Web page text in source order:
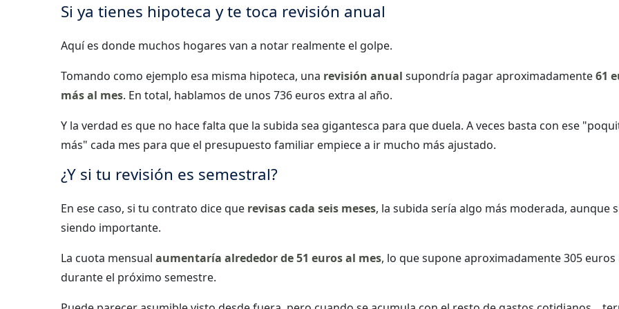
Si ya tienes hipoteca y te toca revisión anual
Aquí es donde muchos hogares van a notar realmente el golpe.
Tomando como ejemplo esa misma hipoteca, una revisión anual supondría pagar aproximadamente61
más al mes. En total, hablamos de unos 736 euros extra al año.
Y la verdad es que no hace falta que la subida sea gigantesca para que duela. A veces basta con ese
más" cada mes para que el presupuesto familiar empiece a ir mucho más ajustado.
¿Y si tu revisión es semestral?
En ese caso, si tu contrato dice que revisas cada seis meses, la subida sería algo más moderada, aunque
siendo importante.
La cuota mensual aumentaría alrededor de 51 euros al mes, lo que supone aproximadamente 305 euros
durante el próximo semestre.